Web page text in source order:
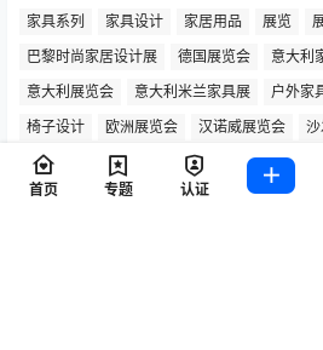
家具系列
家具设计 家居用品 展览
巴黎时尚家居设计展
德国展览会 意大利
意大利展览会
意大利米兰家具展 户外家
椅子设计
欧洲展览会 汉诺威展览会
灯具设计
灵感之旅 照明 照明产品
科隆家具展
米兰国际家具展 米兰家具展
首页 专题 认证